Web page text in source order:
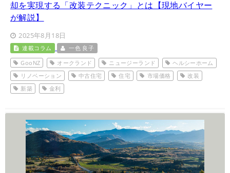
却を実現する「改装テクニック」とは【現地バイヤー
が解説】
2025年8月18日
連載コラム
一色 良子
GooNZ
オークランド ニュージーランド
ヘルシーホーム
リノベーション
中古住宅 住宅 市場価格
改装
新築
金利